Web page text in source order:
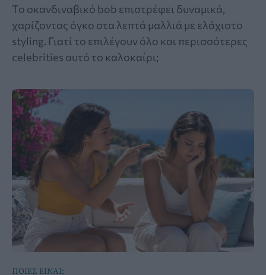
Το σκανδιναβικό bob επιστρέφει δυναμικά,
χαρίζοντας όγκο στα λεπτά μαλλιά με ελάχιστο
styling. Γιατί το επιλέγουν όλο και περισσότερες
celebrities αυτό το καλοκαίρι;
ΠΟΙΕΣ ΕΙΝΑΙ;